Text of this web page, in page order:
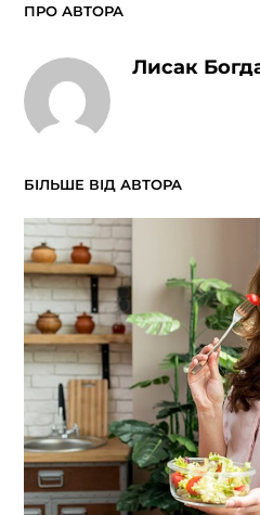
ПРО АВТОРА
Лисак
БІЛЬШЕ ВІД АВТОРА